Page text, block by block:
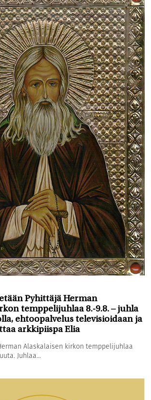
Pyhittäjä Herman
temppelijuhlaa 8.-9.8. – juhla
ehtoopalvelus televisioidaan ja
arkkipiispa Elia
Alaskalaisen kirkon temppelijuhlaa
Juhlaa...